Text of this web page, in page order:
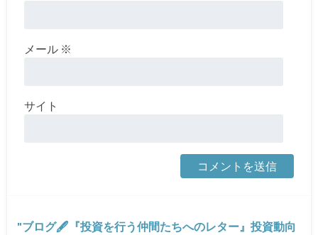
メール ※
サイト
ブログ🖋『投資を行う仲間たちへのレター』投資動向